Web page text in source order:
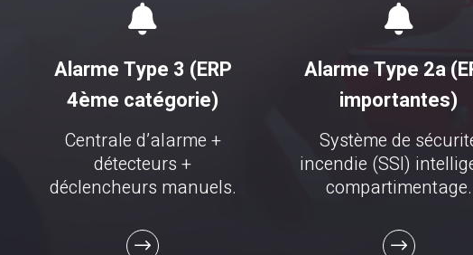

Alarme Type 3 (ERP
4ème catégorie)
Centrale d’alarme +
détecteurs +
déclencheurs manuels.

Alarme Type 2a
importantes)
Système de
incendie (SSI)
compartimentage.